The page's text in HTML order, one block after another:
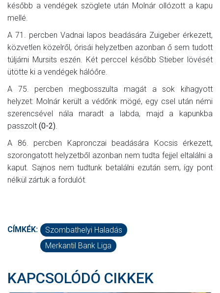
később a vendégek szöglete után Molnár ollózott a kapu
mellé.
A 71. percben Vadnai lapos beadására Zuigeber érkezett,
közvetlen közelről, órisái helyzetben azonban ő sem tudott
túljárni Mursits eszén. Két perccel később Stieber lövését
ütötte ki a vendégek hálóőre.
A 75. percben megbosszulta magát a sok kihagyott
helyzet: Molnár került a védőnk mögé, egy csel után némi
szerencsével nála maradt a labda, majd a kapunkba
passzolt (0-2).
A 86. percben Kapronczai beadására Kocsis érkezett,
szorongatott helyzetből azonban nem tudta fejjel eltalálni a
kaput. Sajnos nem tudtunk betalálni ezután sem, így pont
nélkül zártuk a fordulót.
CÍMKÉK:
Szombathelyi Haladás
Merkantil Bank Liga
KAPCSOLÓDÓ CIKKEK